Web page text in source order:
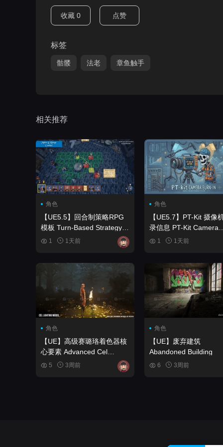
收藏 0 点赞
标签
骷髅 法老 章鱼触手
相关推荐
角色
【UE5.5】回合制策略RPG
模板 Turn-Based Strategy
RPG Template
1 1天前
角色
【UE5.7】PT-Kit 摄像
录信息 PT-Kit Camera
Burn-In
1 1天前
角色
【UE】高级赛璐珞着色器核
心要素 Advanced Cel
Shader Essentials
5 3周前
角色
【UE】废弃建筑
Abandoned Building
6 3周前